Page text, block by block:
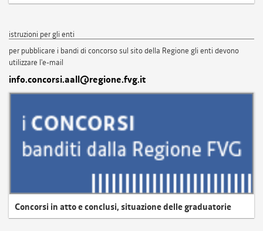
istruzioni per gli enti
per pubblicare i bandi di concorso sul sito della Regione gli enti devono
utilizzare l'e-mail
info.concorsi.aall@regione.fvg.it
Concorsi in atto e conclusi, situazione delle graduatorie